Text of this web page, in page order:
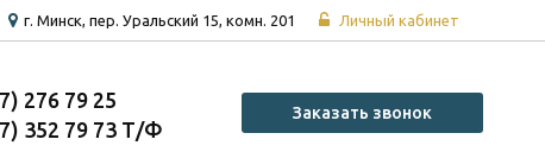
Личный кабинет
г. Минск, пер. Уральский 15, комн. 201
276 79 25
352 79 73
Заказать звонок